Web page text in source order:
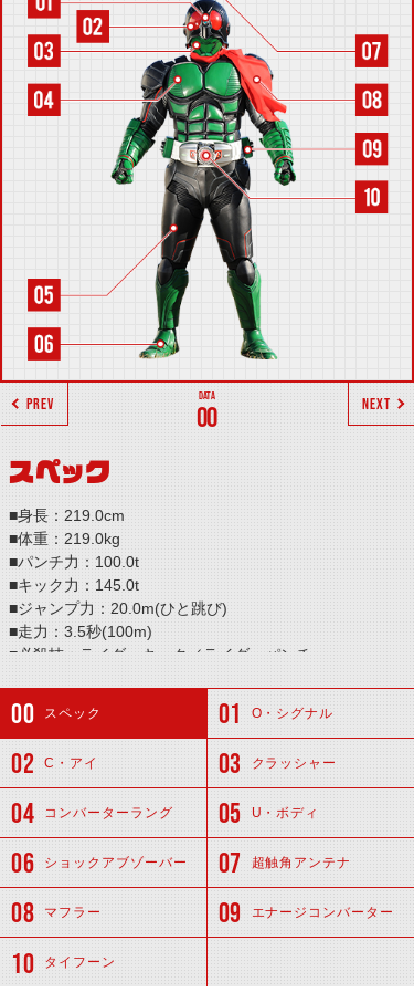
00
PREV NEXT
スペック
■身長：219.0cm
■体重：219.0kg
■パンチ力：100.0t
■キック力：145.0t
■ジャンプ力：20.0m(ひと跳び)
■走力：3.5秒(100m)
■必殺技：ライダーキック／ライダーパンチ
スペック O・シグナル
C・アイ クラッシャー
コンバーターラング U・ボディ
ショックアブゾーバー 超触角アンテナ
マフラー エナージコンバーター
タイフーン